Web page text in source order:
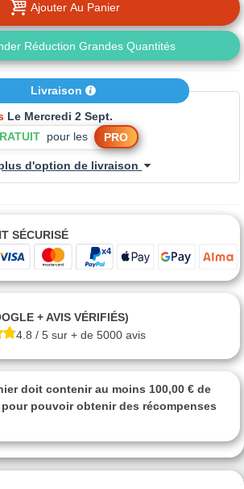
Ajouter Au Panier
Réduction Grandes Quantités
Livraison
Le Mercredi 2 Sept.
pour les PRO
d'option de livraison
SÉCURISÉ
+ AVIS VÉRIFIÉS)
4.8 / 5 sur + de 5000 avis
doit contenir au moins 100,00 € de
pouvoir obtenir des récompenses